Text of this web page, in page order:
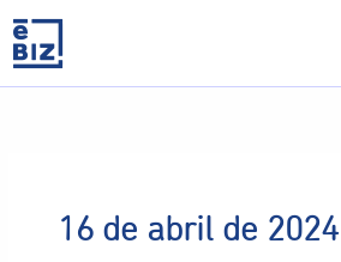
content
16 de abril de 2024